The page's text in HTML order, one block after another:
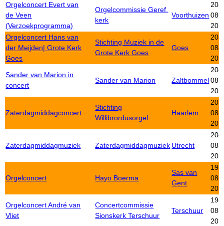
Orgelconcert Evert van
de Veen
(Verzoekprogramma)
Orgelcommissie Geref.
kerk
Voorthuizen
20-
08-
Orgelconcert Hans van
der Meijden| Grote Kerk
Goes
Stichting Muziek in de
Grote Kerk Goes
Goes
20-
08-
Sander van Marion in
concert
Sander van Marion Zaltbommel
20-
08-
Zaterdagmiddagconcert
Stichting
Willibrordusorgel
Haarlem
20-
08-
Zaterdagmiddagmuziek Zaterdagmiddagmuziek Utrecht
20-
08-
Orgelconcert Hayo Boerma
Sas van
Gent
19-
08-
Orgelconcert André van
Vliet
Concertcommissie
Sionskerk Terschuur
Terschuur
19-
08-